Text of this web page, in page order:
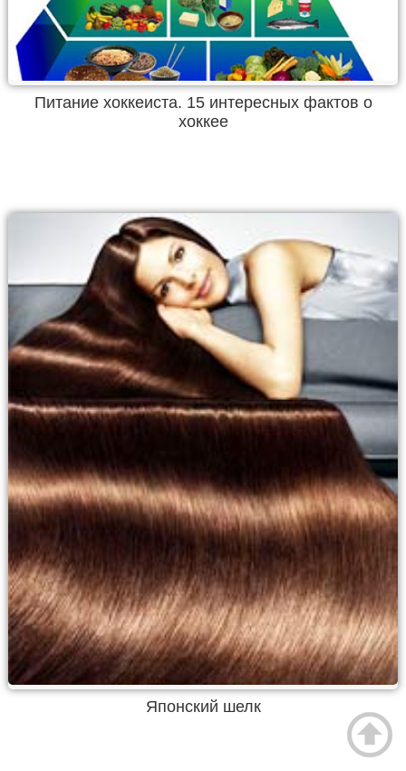
Питание хоккеиста. 15 интересных фактов о
хоккее
Японский шелк